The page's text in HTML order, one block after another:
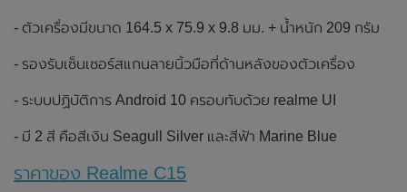
- ตัวเครื่องมีขนาด 164.5 x 75.9 x 9.8 มม. + น้ำหนัก 209 กรัม
- รองรับเซ็นเซอร์สแกนลายนิ้วมือที่ด้านหลังของตัวเครื่อง
- ระบบปฏิบัติการ Android 10 ครอบทับด้วย realme UI
- มี 2 สี คือสีเงิน Seagull Silver และสีฟ้า Marine Blue
ราคาของ Realme C15